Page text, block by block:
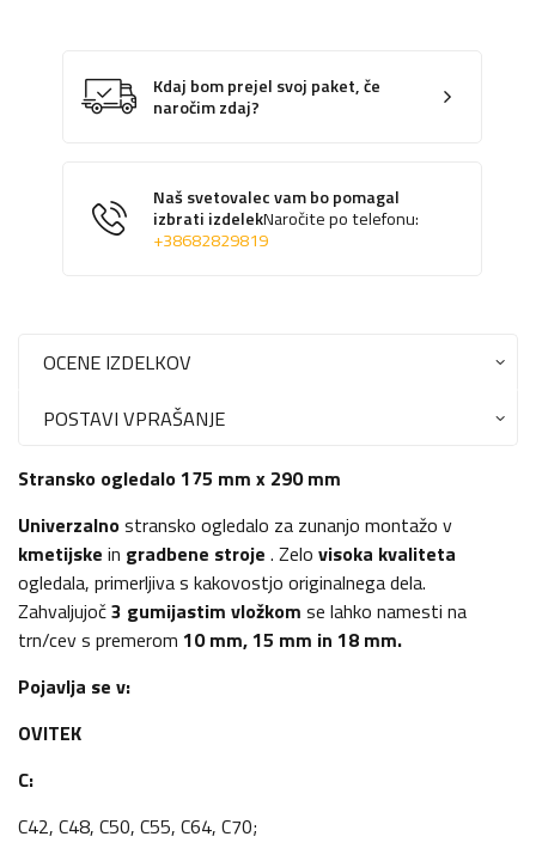
Kdaj bom prejel svoj paket, če
naročim zdaj?
Naš svetovalec vam bo pomagal
izbrati izdelekNaročite po telefonu:
+38682829819
OCENE IZDELKOV
POSTAVI VPRAŠANJE
Stransko ogledalo 175 mm x 290 mm
Univerzalnostransko ogledalo za zunanjo montažo v
kmetijske in gradbene stroje . Zelo visoka kvaliteta
ogledala, primerljiva s kakovostjo originalnega dela.
Zahvaljujoč3 gumijastim vložkom se lahko namesti na
trn/cev s premerom 10 mm, 15 mm in 18 mm.
Pojavlja se v:
OVITEK
C:
C42, C48, C50, C55, C64, C70;